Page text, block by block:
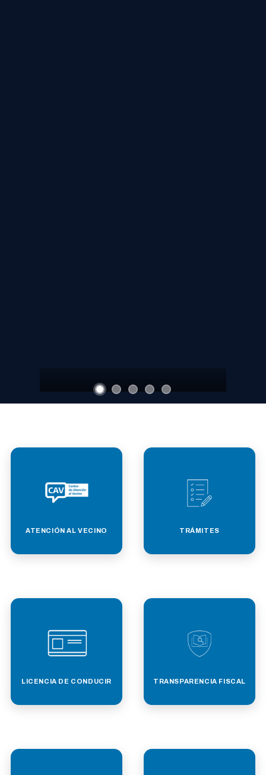
ATENCIÓN AL VECINO TRÁMITES
LICENCIA DE CONDUCIR TRANSPARENCIA FISCAL